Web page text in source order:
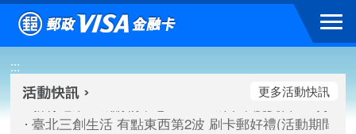
跳到主要內容區塊
:::
新竹遠東巨城購物中心 2026巨城年中慶夏日BIG好刷(
桃園大江國際購物中心 好饗去大江檔期(活動期間：
新竹遠東巨城購物中心 2026巨城年中慶夏日BIG好刷(
臺北三創生活 有點東西第2波 刷卡郵好禮(活動期間：
更多活動快訊